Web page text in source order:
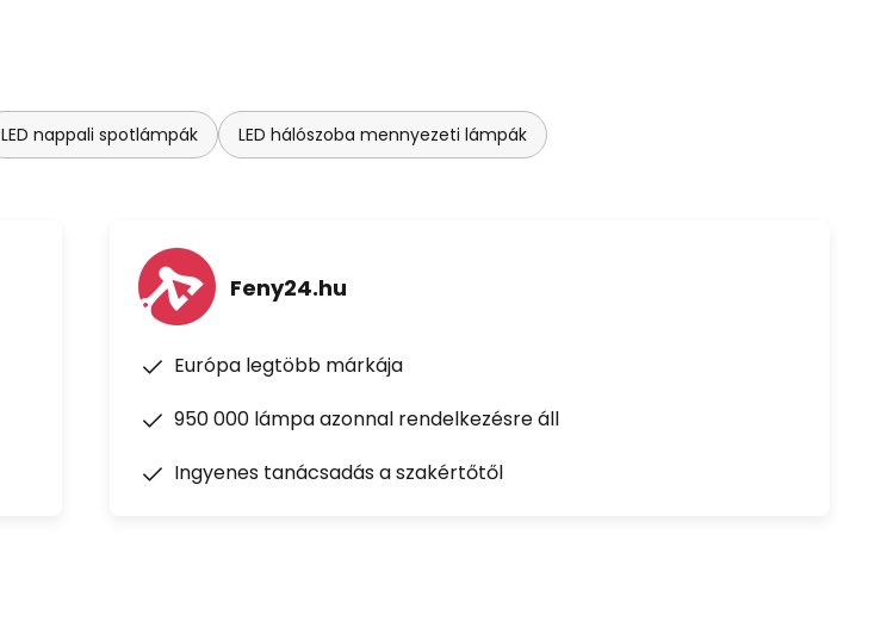
LED nappali spotlámpák LED hálószoba mennyezeti lámpák
Feny24.hu
Európa legtöbb márkája
950 000 lámpa azonnal rendelkezésre áll
Ingyenes tanácsadás a szakértőtől